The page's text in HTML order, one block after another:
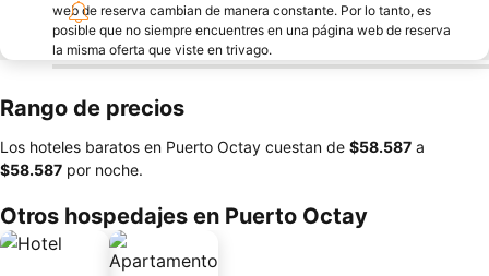
web de reserva cambian de manera constante. Por lo tanto, es
posible que no siempre encuentres en una página web de reserva
la misma oferta que viste en trivago.
Rango de precios
Los hoteles baratos en Puerto Octay cuestan de ‎$58.587 a
‎$58.587 por noche.
Otros hospedajes en Puerto Octay